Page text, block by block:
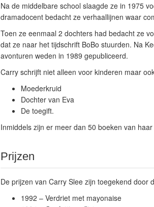
Na de middelbare school slaagde ze in 1975
dramadocent bedacht ze verhaallijnen waar
Toen ze eenmaal 2 dochters had bedacht ze
dat ze naar het tijdschrift BoBo stuurden. Na
avonturen weden in 1989 gepubliceerd.
Carry schrijft niet alleen voor kinderen maar
Moederkruid
Dochter van Eva
De toegift.
Inmiddels zijn er meer dan 50 boeken van
Prijzen
De prijzen van Carry Slee zijn toegekend door
1992 – Verdriet met mayonaise